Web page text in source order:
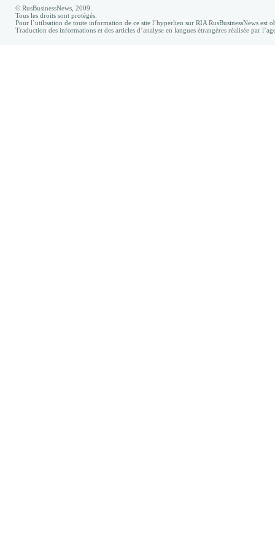
© RusBusinessNews, 2009.
Tous les droits sont protégés.
Pour l`utilisation de toute information de ce site l`hyperlien sur RIA RusBusinessNews est
Traduction des informations et des articles d’analyse en langues étrangères réalisée par